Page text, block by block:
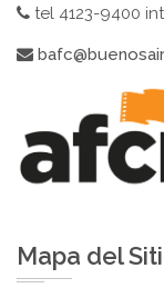
tel 4123-9400
Mapa del